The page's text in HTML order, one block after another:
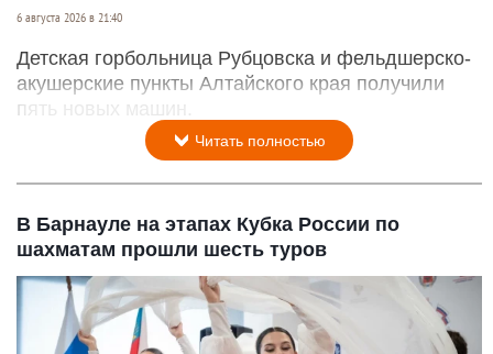
6 августа 2026 в 21:40
Детская горбольница Рубцовска и фельдшерско-
акушерские пункты Алтайского края получили
пять новых машин.
Читать полностью
В Барнауле на этапах Кубка России по
шахматам прошли шесть туров